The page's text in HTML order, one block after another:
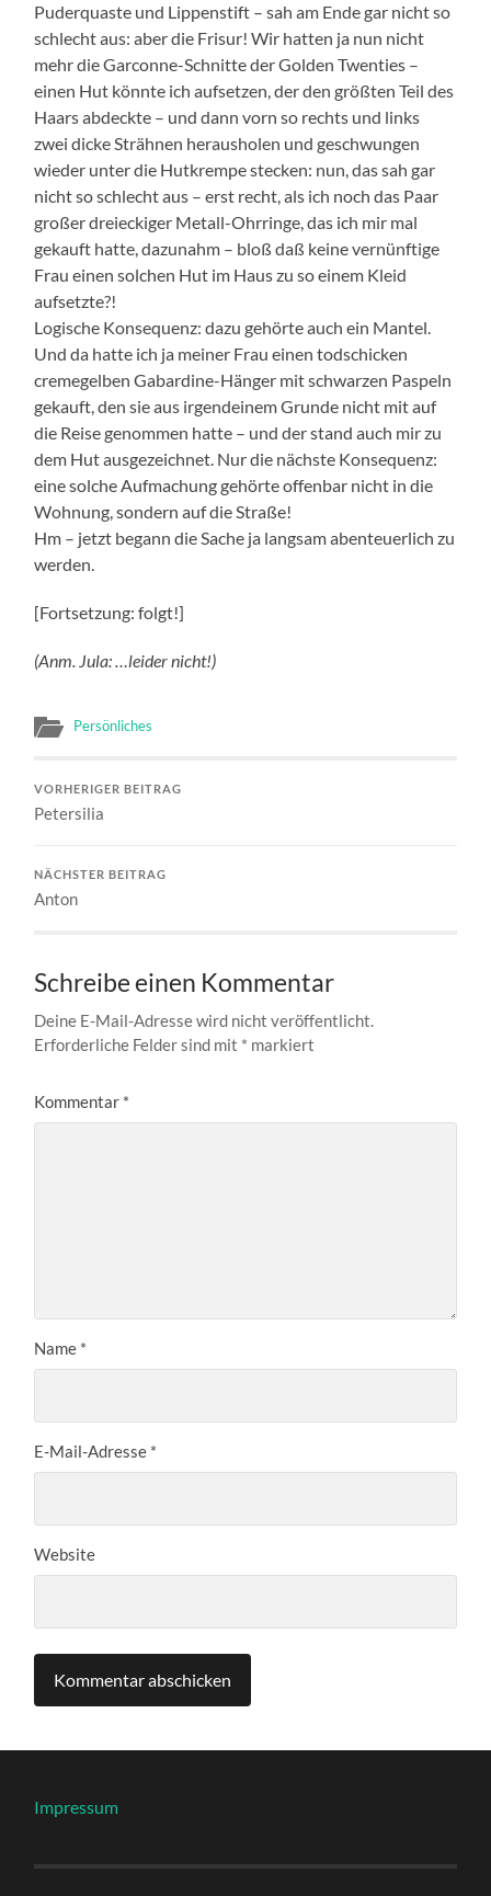
Puderquaste und Lippenstift – sah am Ende gar nicht so
schlecht aus: aber die Frisur! Wir hatten ja nun nicht
mehr die Garconne-Schnitte der Golden Twenties –
einen Hut könnte ich aufsetzen, der den größten Teil des
Haars abdeckte – und dann vorn so rechts und links
zwei dicke Strähnen herausholen und geschwungen
wieder unter die Hutkrempe stecken: nun, das sah gar
nicht so schlecht aus – erst recht, als ich noch das Paar
großer dreieckiger Metall-Ohrringe, das ich mir mal
gekauft hatte, dazunahm – bloß daß keine vernünftige
Frau einen solchen Hut im Haus zu so einem Kleid
aufsetzte?!
Logische Konsequenz: dazu gehörte auch ein Mantel.
Und da hatte ich ja meiner Frau einen todschicken
cremegelben Gabardine-Hänger mit schwarzen Paspeln
gekauft, den sie aus irgendeinem Grunde nicht mit auf
die Reise genommen hatte – und der stand auch mir zu
dem Hut ausgezeichnet. Nur die nächste Konsequenz:
eine solche Aufmachung gehörte offenbar nicht in die
Wohnung, sondern auf die Straße!
Hm – jetzt begann die Sache ja langsam abenteuerlich zu
werden.
[Fortsetzung: folgt!]
(Anm. Jula: …leider nicht!)
Persönliches
VORHERIGER BEITRAG
Petersilia
NÄCHSTER BEITRAG
Anton
Schreibe einen Kommentar
Deine E-Mail-Adresse wird nicht veröffentlicht.
Erforderliche Felder sind mit * markiert
Kommentar *
Name *
E-Mail-Adresse *
Website
Impressum